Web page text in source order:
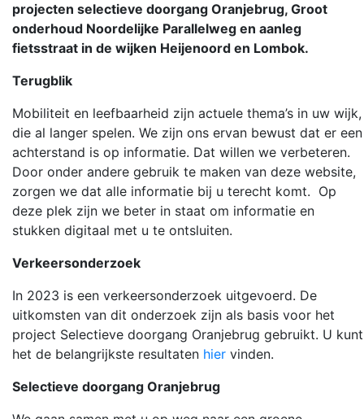
projecten selectieve doorgang Oranjebrug, Groot
onderhoud Noordelijke Parallelweg en aanleg
fietsstraat in de wijken Heijenoord en Lombok.
Terugblik
Mobiliteit en leefbaarheid zijn actuele thema’s in uw wijk,
die al langer spelen. We zijn ons ervan bewust dat er een
achterstand is op informatie. Dat willen we verbeteren.
Door onder andere gebruik te maken van deze website,
zorgen we dat alle informatie bij u terecht komt. Op
deze plek zijn we beter in staat om informatie en
stukken digitaal met u te ontsluiten.
Verkeersonderzoek
In 2023 is een verkeersonderzoek uitgevoerd. De
uitkomsten van dit onderzoek zijn als basis voor het
project Selectieve doorgang Oranjebrug gebruikt. U kunt
het de belangrijkste resultaten hier vinden.
Selectieve doorgang Oranjebrug